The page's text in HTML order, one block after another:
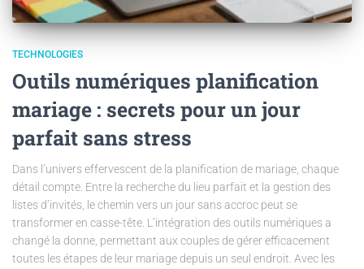
TECHNOLOGIES
Outils numériques planification
mariage : secrets pour un jour
parfait sans stress
Dans l’univers effervescent de la planification de mariage, chaque
détail compte. Entre la recherche du lieu parfait et la gestion des
listes d’invités, le chemin vers un jour sans accroc peut se
transformer en casse-tête. L’intégration des outils numériques a
changé la donne, permettant aux couples de gérer efficacement
toutes les étapes de leur mariage depuis un seul endroit. Avec les